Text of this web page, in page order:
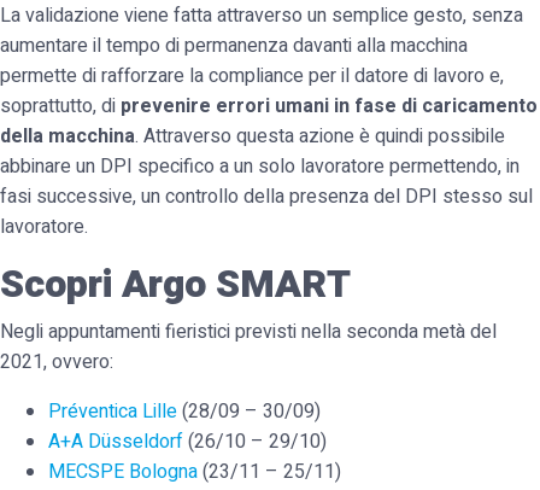
La validazione viene fatta attraverso un semplice gesto, senza
aumentare il tempo di permanenza davanti alla macchina
permette di rafforzare la compliance per il datore di lavoro e,
soprattutto, di prevenire errori umani in fase di caricamento
della macchina. Attraverso questa azione è quindi possibile
abbinare un DPI specifico a un solo lavoratore permettendo, in
fasi successive, un controllo della presenza del DPI stesso sul
lavoratore.
Scopri Argo SMART
Negli appuntamenti fieristici previsti nella seconda metà del
2021, ovvero:
Préventica Lille(28/09 – 30/09)
A+A Düsseldorf(26/10 – 29/10)
MECSPE Bologna(23/11 – 25/11)